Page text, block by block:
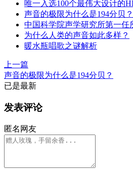
唯一入选100个最伟大设计的
声音的极限为什么是194分贝？
中国科学院声学研究所第一任
为什么人类的声音如此多样？
暖水瓶唱歌之谜解析
上一篇
声音的极限为什么是194分贝？
已是最新
发表评论
匿名网友